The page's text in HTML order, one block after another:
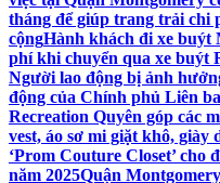
tháng để giúp trang trải chi
cộngHành khách đi xe buýt
phí khi chuyển qua xe buýt
Người lao động bị ảnh
động của Chính phủ Liên
Recreation Quyên góp các
vest, áo sơ mi giặt khô, giày
‘Prom Couture Closet’ cho
năm 2025Quận